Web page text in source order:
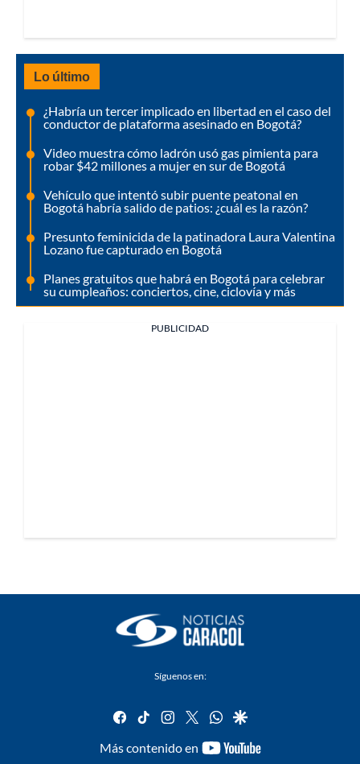
Lo último
¿Habría un tercer implicado en libertad en el caso del
conductor de plataforma asesinado en Bogotá?
Video muestra cómo ladrón usó gas pimienta para
robar $42 millones a mujer en sur de Bogotá
Vehículo que intentó subir puente peatonal en
Bogotá habría salido de patios: ¿cuál es la razón?
Presunto feminicida de la patinadora Laura Valentina
Lozano fue capturado en Bogotá
Planes gratuitos que habrá en Bogotá para celebrar
su cumpleaños: conciertos, cine, ciclovía y más
PUBLICIDAD
Síguenos en:
facebook
tiktok instagram
twitterwhatsapp
google
Más contenido en
youtube-